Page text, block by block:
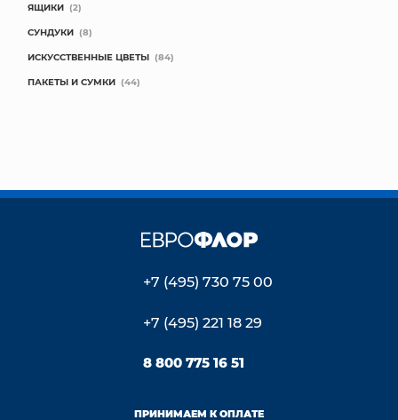
ЯЩИКИ (2)
СУНДУКИ (8)
ИСКУССТВЕННЫЕ ЦВЕТЫ (84)
ПАКЕТЫ И СУМКИ (44)
+7 (495) 730 75 00
+7 (495) 221 18 29
8 800 775 16 51
ПРИНИМАЕМ К ОПЛАТЕ